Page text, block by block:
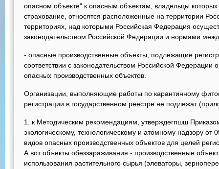
опасном объекте" к опасным объектам, владельцы
страхование, относятся расположенные на территории
территориях, над которыми Российская Федерация
законодательством Российской Федерации и нормами
- опасные производственные объекты, подлежащие
соответствии с законодательством Российской
опасных производственных объектов.
Организации, выполняющие работы по карантинному
регистрации в государственном реестре не подлежат
к Методическим рекомендациям, утверждегпшш
экологическому, технологическому и атомному надзору
видов опасных производственных объектов для целей
А вот объекты обеззараживания - производственные
использования растительного сырья (элеваторы,